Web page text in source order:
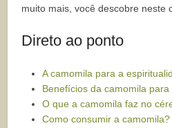
muito mais, você descobre neste
Direto ao ponto
A camomila para a
Benefícios da camomila para
O que a camomila faz no
Como consumir a camomila?